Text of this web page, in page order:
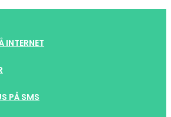
INTERNET
PÅ SMS